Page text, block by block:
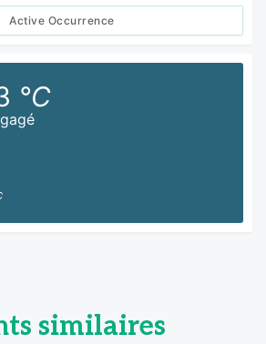
Active Occurrence
°C
similaires